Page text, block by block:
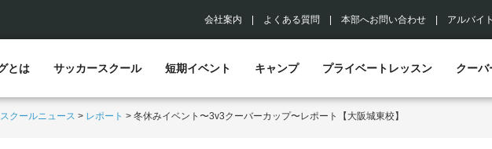
会社案内 よくある質問 本部へお問い合わせ アルバイ
とは サッカースクール 短期イベント キャンプ プライベートレッスン クーバ
スクールニュース > レポート > 冬休みイベント〜3v3クーバーカップ〜レポート【大阪城東校】